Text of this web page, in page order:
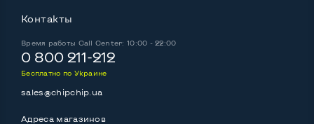
Контакты
Время работы Call Center: 10:00 - 22:00
0 800 211-212
Бесплатно по Украине
sales@chipchip.ua
Адреса магазинов